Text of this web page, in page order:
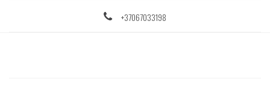
+37067033198